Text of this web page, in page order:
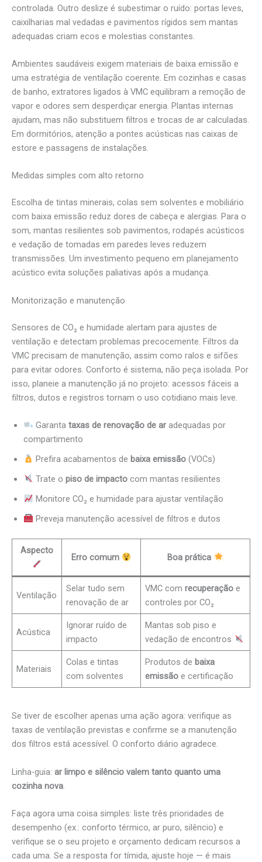
controlada. Outro deslize é subestimar o ruído: portas leves,
caixilharias mal vedadas e pavimentos rígidos sem mantas
adequadas criam ecos e molestias constantes.
Ambientes saudáveis exigem materiais de baixa emissão e
uma estratégia de ventilação coerente. Em cozinhas e casas
de banho, extratores ligados à VMC equilibram a remoção de
vapor e odores sem desperdiçar energia. Plantas internas
ajudam, mas não substituem filtros e trocas de ar calculadas.
Em dormitórios, atenção a pontes acústicas nas caixas de
estore e passagens de instalações.
Medidas simples com alto retorno
Escolha de tintas minerais, colas sem solventes e mobiliário
com baixa emissão reduz dores de cabeça e alergias. Para o
som, mantas resilientes sob pavimentos, rodapés acústicos
e vedação de tomadas em paredes leves reduzem
transmissões. Um investimento pequeno em planejamento
acústico evita soluções paliativas após a mudança.
Monitorização e manutenção
Sensores de CO₂ e humidade alertam para ajustes de
ventilação e detectam problemas precocemente. Filtros da
VMC precisam de manutenção, assim como ralos e sifões
para evitar odores. Conforto é sistema, não peça isolada. Por
isso, planeie a manutenção já no projeto: acessos fáceis a
filtros, dutos e registros tornam o uso cotidiano mais leve.
Garanta taxas de renovação de aradequadas por
compartimento
Prefira acabamentos de baixa emissão(VOCs)
Trate o piso de impactocom mantas resilientes
Monitore CO₂ e humidade para ajustar ventilação
Preveja manutenção acessível de filtros e dutos
Aspecto
Erro comum Boa prática
Ventilação
Selar tudo sem
renovação de ar
VMC comrecuperação e
controles por CO₂
Acústica
Ignorar ruído de
impacto
Mantas sob piso e
vedação de encontros
Materiais
Colas e tintas
com solventes
Produtos de baixa
emissão e certificação
Se tiver de escolher apenas uma ação agora: verifique as
taxas de ventilação previstas e confirme se a manutenção
dos filtros está acessível. O conforto diário agradece.
Linha-guia: ar limpo e silêncio valem tanto quanto uma
cozinha nova
Faça agora uma coisa simples: liste três prioridades de
desempenho (ex.: conforto térmico, ar puro, silêncio) e
verifique se o seu projeto e orçamento dedicam recursos a
cada uma. Se a resposta for tímida, ajuste hoje — é mais